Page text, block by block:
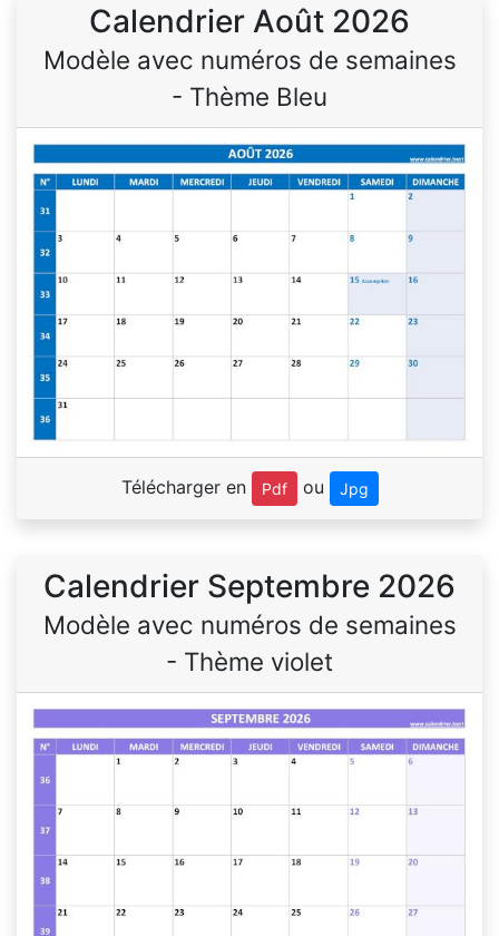
Calendrier Août 2026
Modèle avec numéros de semaines
- Thème Bleu
Télécharger en Pdf ou Jpg
Calendrier Septembre 2026
Modèle avec numéros de semaines
- Thème violet